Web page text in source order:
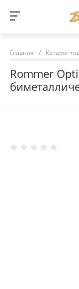
Главная / Каталог
Rommer